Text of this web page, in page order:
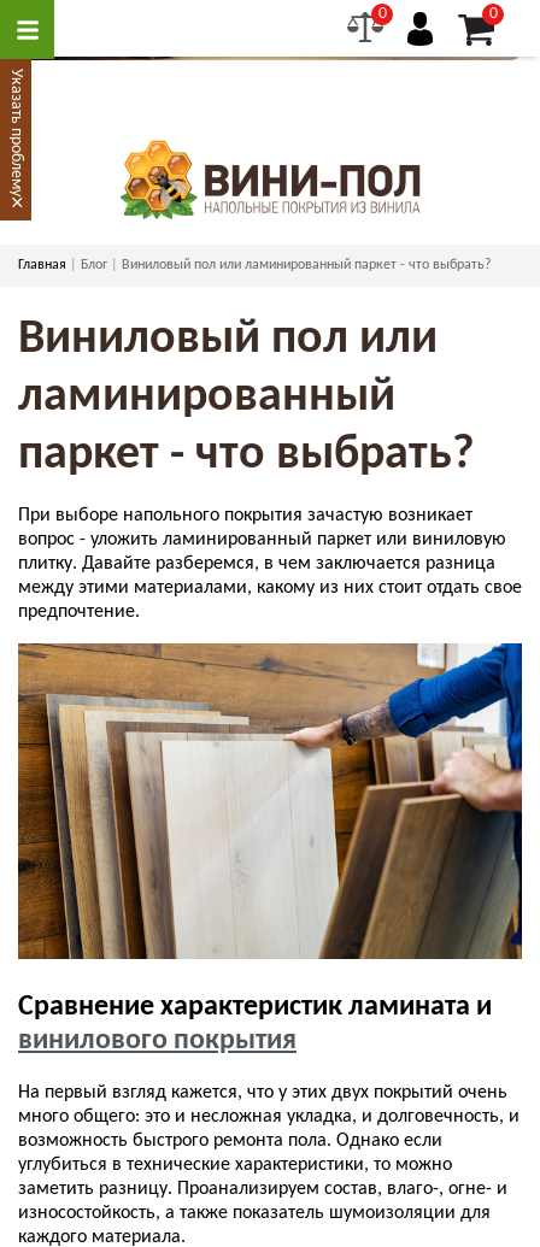
0 0
Главная Блог Виниловый пол или ламинированный паркет - что выбрать?
Виниловый пол или
ламинированный
паркет - что выбрать?
При выборе напольного покрытия зачастую возникает
вопрос - уложить ламинированный паркет или виниловую
плитку. Давайте разберемся, в чем заключается разница
между этими материалами, какому из них стоит отдать свое
предпочтение.
Сравнение характеристик ламината и
винилового покрытия
На первый взгляд кажется, что у этих двух покрытий очень
много общего: это и несложная укладка, и долговечность, и
возможность быстрого ремонта пола. Однако если
углубиться в технические характеристики, то можно
заметить разницу. Проанализируем состав, влаго-, огне- и
износостойкость, а также показатель шумоизоляции для
каждого материала.
Указать проблему
×